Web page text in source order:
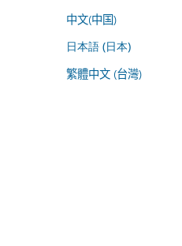
中文(中国)
日本語 (日本)
繁體中文 (台灣)